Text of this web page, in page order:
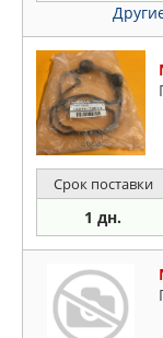
Срок поставки
1 дн.